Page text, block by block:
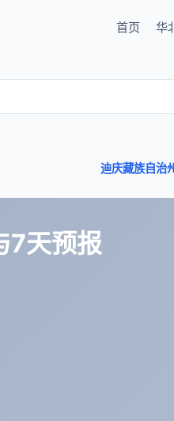
首页 华
迪庆藏族自治
7天预报